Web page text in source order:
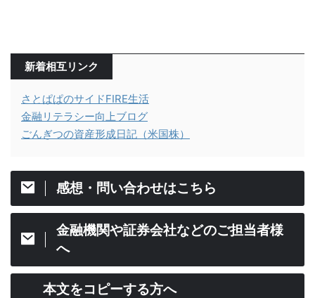
新着相互リンク
さとぱぱのサイドFIRE生活
金融リテラシー向上ブログ
ごんぎつの資産形成日記（米国株）
感想・問い合わせはこちら
金融機関や証券会社などのご担当者様
へ
本文をコピーする方へ